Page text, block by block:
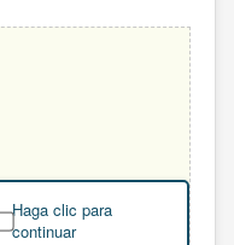
Haga clic para
continuar